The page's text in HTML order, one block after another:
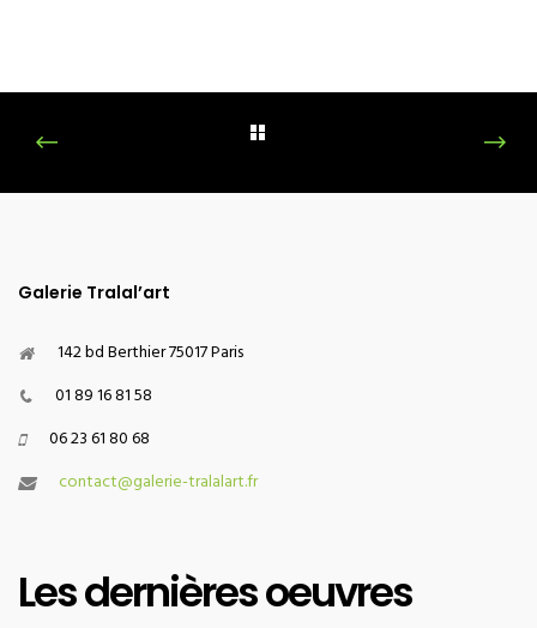
Galerie Tralal’art
142 bd Berthier 75017 Paris
01 89 16 81 58
06 23 61 80 68
contact@galerie-tralalart.fr
Les dernières oeuvres